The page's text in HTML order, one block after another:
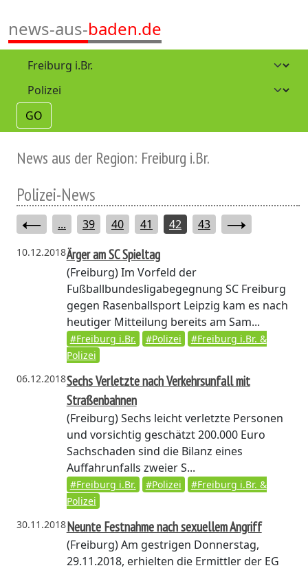
news-aus-baden.de
GO
News aus der Region: Freiburg i.Br.
Polizei-News
... 39 40 41 42 43
10.12.2018Ärger am SC Spieltag
(Freiburg)Im Vorfeld der
Fußballbundesligabegegnung SC Freiburg
gegen Rasenballsport Leipzig kam es nach
heutiger Mitteilung bereits am Sam...
#Freiburg i.Br. #Polizei
#Freiburg i.Br. &
Polizei
06.12.2018Sechs Verletzte nach Verkehrsunfall mit
Straßenbahnen
(Freiburg)Sechs leicht verletzte Personen
und vorsichtig geschätzt 200.000 Euro
Sachschaden sind die Bilanz eines
Auffahrunfalls zweier S...
#Freiburg i.Br. #Polizei
#Freiburg i.Br. &
Polizei
30.11.2018Neunte Festnahme nach sexuellem Angriff
(Freiburg)Am gestrigen Donnerstag,
29.11.2018, erhielten die Ermittler der EG